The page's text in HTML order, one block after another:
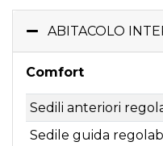
ABITACOLO
Comfort
Sedili anteriori
Sedile guida